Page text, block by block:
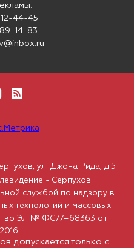
44-45
14-83
допускается только с
ул. Джона Рида, д.5
- Серпухов
службой по надзору в
технологий и массовых
ЭЛ № ФС77–68363 от